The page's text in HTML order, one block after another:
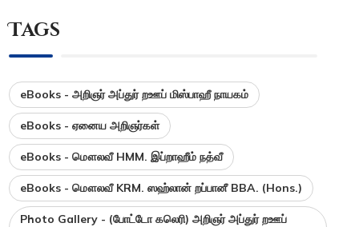
Tags
eBooks - அறிஞர் அப்துர் றஊப் மிஸ்பாஹீ நாயகம்
eBooks - ஏனைய அறிஞர்கள்
eBooks - மௌலவீ HMM. இப்றாஹீம் நத்வீ
eBooks - மௌலவீ KRM. ஸஹ்லான் றப்பானீ BBA. (Hons.)
Photo Gallery - (போட்டோ கலெரி) அறிஞர் அப்துர் றஊப்